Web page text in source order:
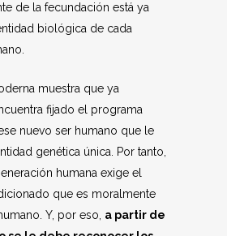
de la fecundación está ya
biológica de cada
muestra que ya
fijado el programa
nuevo ser humano que le
genética única. Por tanto,
humana exige el
que es moralmente
Y, por eso, a partir de